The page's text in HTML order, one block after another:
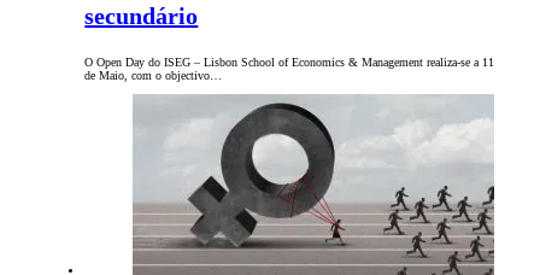
secundário
O Open Day do ISEG – Lisbon School of Economics & Management realiza-se a 11
de Maio, com o objectivo…